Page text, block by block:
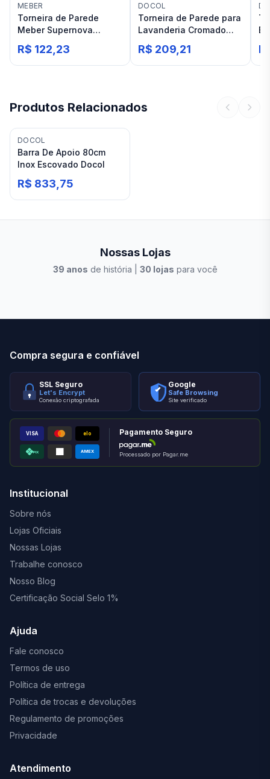
MEBER
Torneira de Parede
Meber Supernova
Jardim 1128 U C 21
Cromada
R$ 122,23
DOCOL
Torneira de Parede para
Lavanderia Cromado
Docol Nova Pertutti 1158
R$ 209,21
Produtos Relacionados
DOCOL
Barra De Apoio 80cm
Inox Escovado Docol
R$ 833,75
Nossas Lojas
39 anos de história | 30 lojas para você
Compra segura e confiável
SSL Seguro
Let's Encrypt
Conexão criptografada
Google
Safe Browsing
Site verificado
VISA elo
PIX AMEX
Pagamento Seguro
Processado por Pagar.me
Institucional
Sobre nós
Lojas Oficiais
Nossas Lojas
Trabalhe conosco
Nosso Blog
Certificação Social Selo 1%
Ajuda
Fale conosco
Termos de uso
Política de entrega
Política de trocas e devoluções
Regulamento de promoções
Privacidade
Atendimento